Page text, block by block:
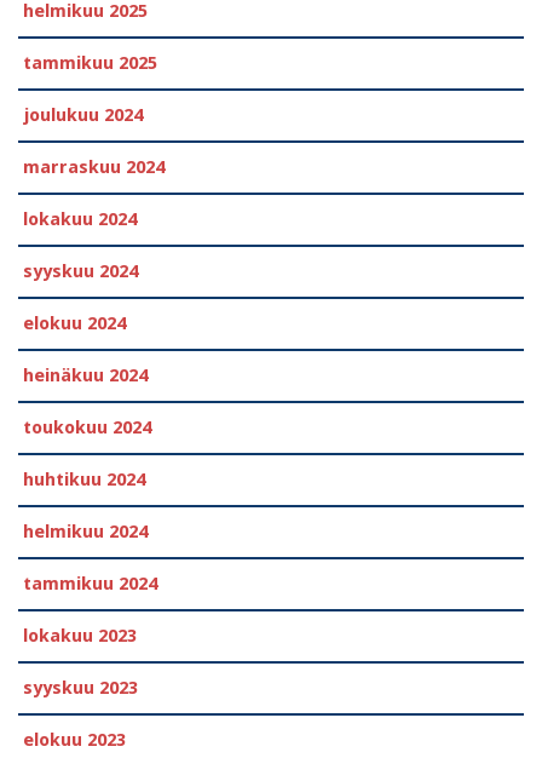
helmikuu 2025
tammikuu 2025
joulukuu 2024
marraskuu 2024
lokakuu 2024
syyskuu 2024
elokuu 2024
heinäkuu 2024
toukokuu 2024
huhtikuu 2024
helmikuu 2024
tammikuu 2024
lokakuu 2023
syyskuu 2023
elokuu 2023